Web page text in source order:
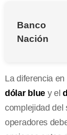
Banco
Nación
La diferencia
dólar blue y el
complejidad del
operadores